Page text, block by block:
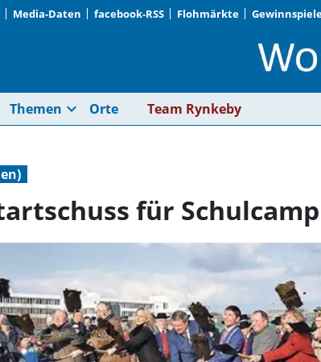
Media-Daten facebook-RSS Flohmärkte
Unterföhring ·
Themen expand_more Orte Team Rynkeby
für